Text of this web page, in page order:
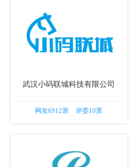
武汉小码联城科技有限公司
网友6912票 评委10票